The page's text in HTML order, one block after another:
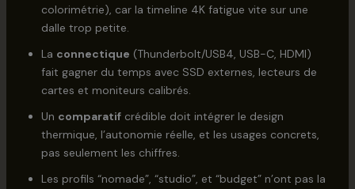
colorimétrie), car la timeline 4K fatigue vite sur une
dalle trop petite.
La connectique (Thunderbolt/USB4, USB-C, HDMI)
fait gagner du temps avec SSD externes, lecteurs de
cartes et moniteurs calibrés.
Un comparatifcrédible doit intégrer le design
thermique, l’autonomie réelle, et les usages concrets,
pas seulement les chiffres.
Les profils “nomade”, “studio”, et “budget” n’ont pas la